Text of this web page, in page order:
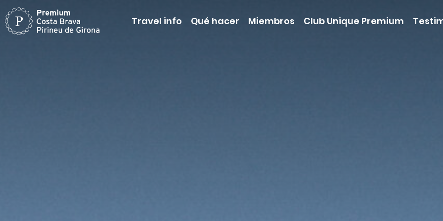
Travel info Qué hacer Miembros Club Unique Premium